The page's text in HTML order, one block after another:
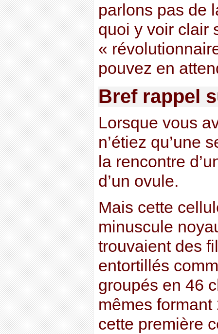
parlons pas de
quoi y voir clair
«
pouvez en
Bref rappel
Lorsque vous
n’étiez qu’une
la rencontre
d’un ovule.
Mais cette
minuscule
trouvaient des
entortillés
groupés en 46
mêmes formant
cette première